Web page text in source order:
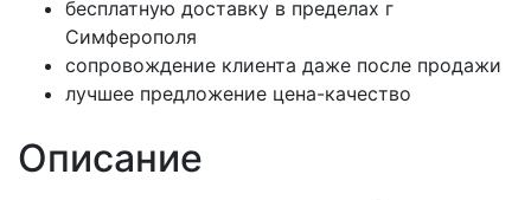
бесплатную доставку в пределах г
Симферополя
сопровождение клиента даже после продажи
лучшее предложение цена-качество
Описание